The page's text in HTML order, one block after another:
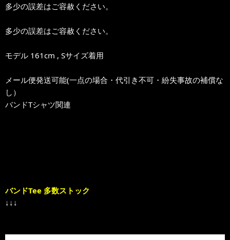
多少の誤差はご容赦ください。
多少の誤差はご容赦ください。
モデル 161cm , Sサイズ着用
メール便発送可能(一点の場合・代引き不可・紛失事故の補償な
し）
バンドTシャツ関連
バンドTee 多数ストック
↓↓↓